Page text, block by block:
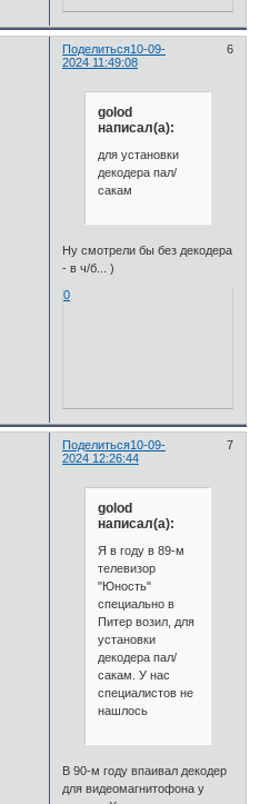
Поделиться 6
10-09-
2024 11:49:08
golod
написал(а):
для установки
декодера пал/
сакам
Ну смотрели бы без декодера
- в ч/б... )
0
Поделиться 7
10-09-
2024 12:26:44
golod
написал(а):
Я в году в 89-м
телевизор
"Юность"
специально в
Питер возил, для
установки
декодера пал/
сакам. У нас
специалистов не
нашлось
В 90-м году впаивал декодер
для видеомагнитофона у